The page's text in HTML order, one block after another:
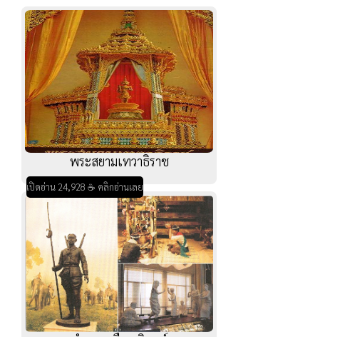
พระสยามเทวาธิราช
เปิดอ่าน 24,928 ☕ คลิกอ่านเลย